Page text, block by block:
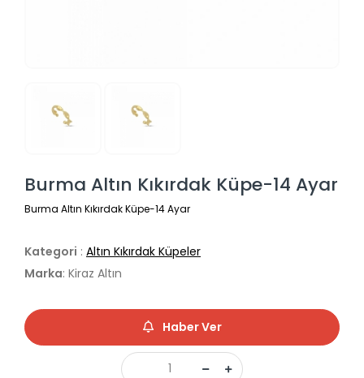
Burma Altın Kıkırdak Küpe-14 Ayar
Burma Altın Kıkırdak Küpe-14 Ayar
Kategori : Altın Kıkırdak Küpeler
Marka: Kiraz Altın
Haber Ver